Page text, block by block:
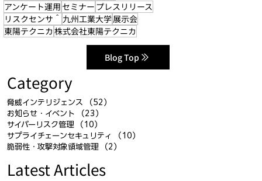
アンケート運用 セミナー プレスリリース
リスクセンサ＾ 九州工業大学展示会
東陽テクニカ 株式会社東陽テクニカ
Blog Top
Category
脅威インテリジェンス （52）
お知らせ・イベント
（23）
サイバーリスク管理
（10）
サプライチェーンセキュリティ
（10）
脆弱性・攻撃対象領域管理
（2）
Latest Articles